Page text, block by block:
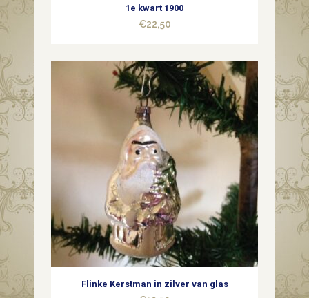
1e kwart 1900
€22,50
Flinke Kerstman in zilver van glas